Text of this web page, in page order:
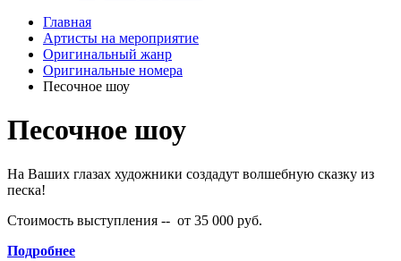
Главная
Артисты на мероприятие
Оригинальный жанр
Оригинальные номера
Песочное шоу
Песочное шоу
На Ваших глазах художники создадут волшебную сказку из
песка!
Стоимость выступления -- от 35 000 руб.
Подробнее